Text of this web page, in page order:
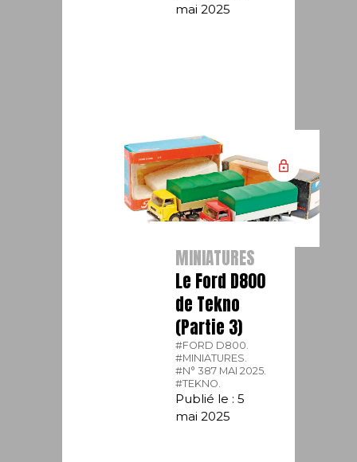
mai 2025
MINIATURES
Le Ford D800
de Tekno
(Partie 3)
#FORD D800.
#MINIATURES.
#N° 387 MAI 2025.
#TEKNO.
Publié le : 5
mai 2025